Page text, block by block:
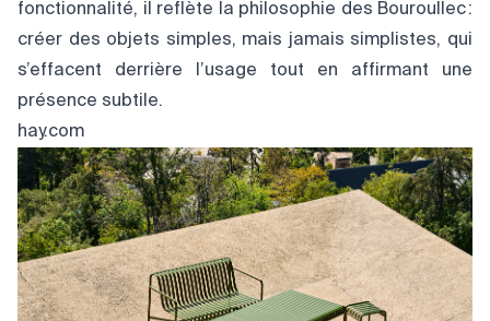
fonctionnalité, il reflète la philosophie des Bouroullec :
créer des objets simples, mais jamais simplistes, qui
s’effacent derrière l’usage tout en affirmant une
présence subtile.
hay.com